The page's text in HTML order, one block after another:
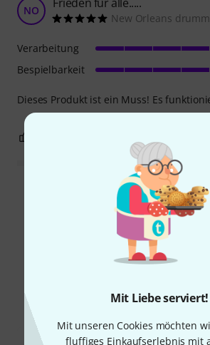
Mit Liebe serviert!
Mit unseren Cookies möchten
fluffiges Einkaufserlebnis mit
NO
New Orleans
Dieses Produkt ist ein Muss! Es
Verarbeitung
Bespielbarkeit
Alle Bewertungen
Schon
Alle Downloads